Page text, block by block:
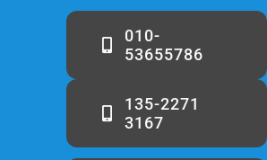
010-
53655786
135-2271
3167